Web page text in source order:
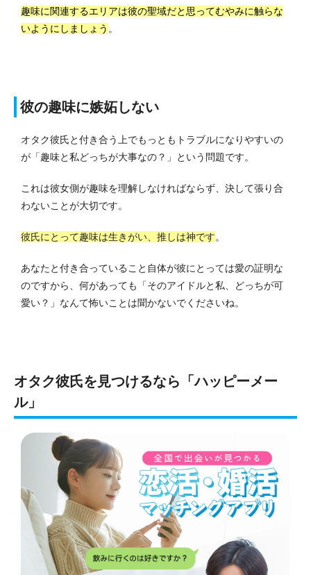
趣味に関連するエリアは彼の聖域だと思ってむやみに触らな
いようにしましょう 。
彼の趣味に嫉妬しない
オタク彼氏と付き合う上でもっともトラブルになりやすいの
が「趣味と私どっちが大事なの？」という問題です。
これは彼女側が趣味を理解しなければならず、決して張り合
わないことが大切です。
彼氏にとって趣味は生きがい、推しは神です。
あなたと付き合っていること自体が彼にとっては愛の証明な
のですから、何があっても「そのアイドルと私、どっちが可
愛い？」なんて怖いことは聞かないでくださいね。
オタク彼氏を見つけるなら「ハッピーメー
ル」